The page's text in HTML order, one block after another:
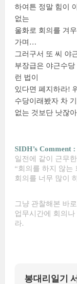
하여튼 정말 힘이
없는
울화로 회의를 겨
가며…
그러구서 또 씨 야
부장급은 야근수
런 법이
있다면 폐지하라!
수당이래봤자 차
없는 것보단 낫잖
SIDH’s Comment :
일전에 같이 근무
“회의를 하지 않는
회의를 너무 많이
그냥 관찰해본 바
업무시간에 회의
라.
봉대리일기